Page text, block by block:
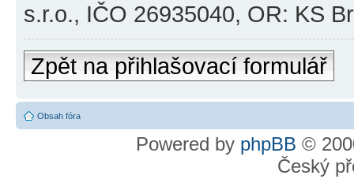
s.r.o., IČO 26935040, OR: KS
Zpět na přihlašovací formulář
Obsah fóra
Powered by phpBB ©
Český